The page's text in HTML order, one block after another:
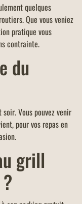
quelques
Que vous veniez
pratique vous
contrainte.
du
Vous pouvez venir
pour vos repas en
grill